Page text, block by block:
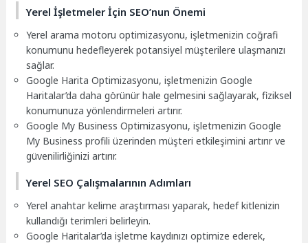
Yerel İşletmeler İçin SEO’nun Önemi
Yerel arama motoru optimizasyonu, işletmenizin coğrafi
konumunu hedefleyerek potansiyel müşterilere ulaşmanızı
sağlar.
Google Harita Optimizasyonu, işletmenizin Google
Haritalar’da daha görünür hale gelmesini sağlayarak, fiziksel
konumunuza yönlendirmeleri artırır.
Google My Business Optimizasyonu, işletmenizin Google
My Business profili üzerinden müşteri etkileşimini artırır ve
güvenilirliğinizi artırır.
Yerel SEO Çalışmalarının Adımları
Yerel anahtar kelime araştırması yaparak, hedef kitlenizin
kullandığı terimleri belirleyin.
Google Haritalar’da işletme kaydınızı optimize ederek,